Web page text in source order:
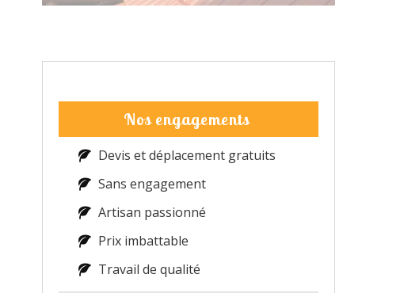
Nos engagements
Devis et déplacement gratuits
Sans engagement
Artisan passionné
Prix imbattable
Travail de qualité